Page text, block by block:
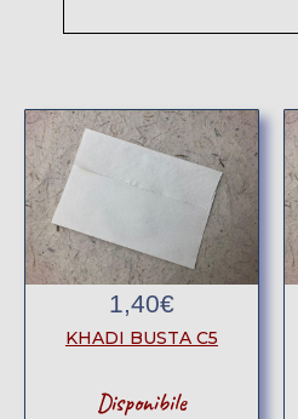
1,40€
KHADI BUSTA C5
Disponibile